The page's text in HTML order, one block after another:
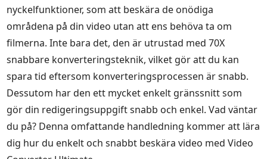
nyckelfunktioner, som att beskära de onödiga
områdena på din video utan att ens behöva ta om
filmerna. Inte bara det, den är utrustad med 70X
snabbare konverteringsteknik, vilket gör att du kan
spara tid eftersom konverteringsprocessen är snabb.
Dessutom har den ett mycket enkelt gränssnitt som
gör din redigeringsuppgift snabb och enkel. Vad väntar
du på? Denna omfattande handledning kommer att lära
dig hur du enkelt och snabbt beskära video med Video